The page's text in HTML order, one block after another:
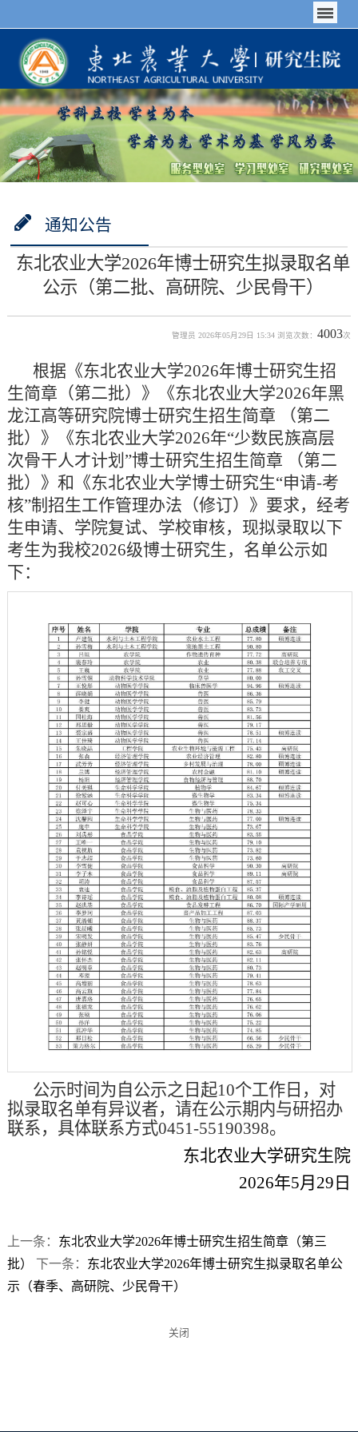
通知公告
东北农业大学2026年博士研究生拟录取名单
公示（第二批、高研院、少民骨干）
管理员 2026年05月29日 15:34 浏览次数：4003次
根据《东北农业大学2026年博士研究生招
生简章（第二批）》《东北农业大学2026年黑
龙江高等研究院博士研究生招生简章 （第二
批）》《东北农业大学2026年“少数民族高层
次骨干人才计划 ”博士研究生招生简章 （第二
批） 》 和《东北农业大学博士研究生“申请-考
核”制招生工作管理办法（修订）》要求，经考
生申请、学院复试、学校审核，现拟录取以下
考生为我校2026级博士研究生，名单公示如
下：
第 1 页
公示时间为自公示之日起10个工作日，对
拟录取名单有异议者，请在公示期内与研招办
联系，具体联系方式0451-55190398。
东北农业大学研究生院
2026年5月29日
上一条： 东北农业大学2026年博士研究生招生简章（第三
批）
下一条： 东北农业大学2026年博士研究生拟录取名单公
示（春季、高研院、少民骨干）
关闭